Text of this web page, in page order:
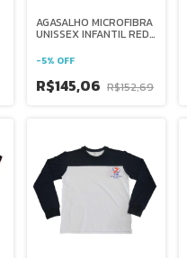
AGASALHO MICROFIBRA
UNISSEX INFANTIL REDE
-5% OFF
R$145,06 R$152,69